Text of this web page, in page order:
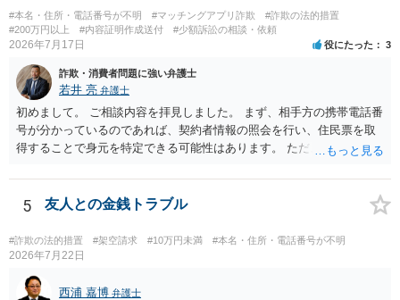
#本名・住所・電話番号が不明 #マッチングアプリ詐欺
#詐欺の法的措置
#200万円以上
#内容証明作成送付 #少額訴訟の相談・依頼
2026年7月17日 役にたった 3
詐欺・消費者問題に強い弁護士
若井 亮 弁護士
初めまして。 ご相談内容を拝見しました。 まず、相手方の携帯電話番
号が分かっているのであれば、契約者情報の照会を行い、住民票を取
得することで身元を特定できる可能性はあります。 ただ、他人名義の
ろです。 LINEについても、詐欺の事案であれば照会できる可能性はあ
りますが、携帯電話の番号を経由する方法より難しくなります。 身元
本的に贈与に該当する場合には返金請求ができません。 詐欺を含め、
当方に返金の理屈があるかどうかを確認していきます。 さらに、渡し
た金額について、裏付けがあるかどうかも精査します。 上記を経て、
身元の特定、返金の理屈があると判断できるのであれば、まずは交渉
5 友人との金銭トラブル
#詐欺の法的措置 #架空請求 #10万円未満 #本名・住所・電話番号が不明
2026年7月22日
西浦 嘉博 弁護士